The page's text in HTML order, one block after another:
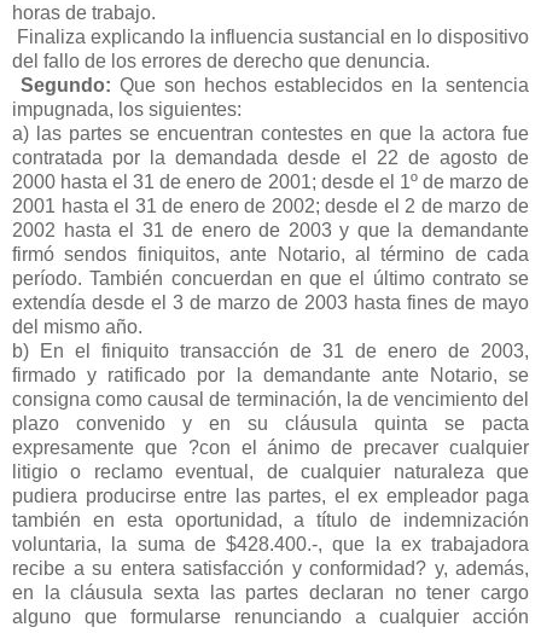
horas de trabajo.
Finaliza explicando la influencia sustancial en lo dispositivo
del fallo de los errores de derecho que denuncia.
Segundo: Que son hechos establecidos en la sentencia
impugnada, los siguientes:
a) las partes se encuentran contestes en que la actora fue
contratada por la demandada desde el 22 de agosto de
2000 hasta el 31 de enero de 2001; desde el 1º de marzo de
2001 hasta el 31 de enero de 2002; desde el 2 de marzo de
2002 hasta el 31 de enero de 2003 y que la demandante
firmó sendos finiquitos, ante Notario, al término de cada
período. También concuerdan en que el último contrato se
extendía desde el 3 de marzo de 2003 hasta fines de mayo
del mismo año.
b) En el finiquito transacción de 31 de enero de 2003,
firmado y ratificado por la demandante ante Notario, se
consigna como causal de terminación, la de vencimiento del
plazo convenido y en su cláusula quinta se pacta
expresamente que ?con el ánimo de precaver cualquier
litigio o reclamo eventual, de cualquier naturaleza que
pudiera producirse entre las partes, el ex empleador paga
también en esta oportunidad, a título de indemnización
voluntaria, la suma de $428.400.-, que la ex trabajadora
recibe a su entera satisfacción y conformidad? y, además,
en la cláusula sexta las partes declaran no tener cargo
alguno que formularse renunciando a cualquier acción